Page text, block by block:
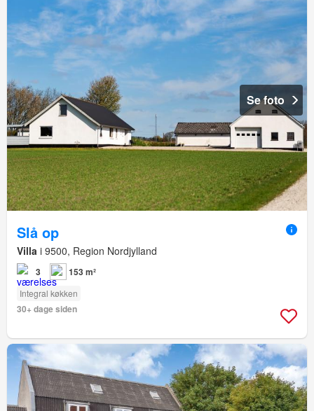
Se foto
Slå op
Villa i 9500, Region Nordjylland
3 153 m²
Integral køkken
30+ dage siden